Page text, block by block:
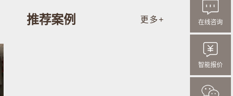
在线咨询
智能报价
推荐案例 更多+